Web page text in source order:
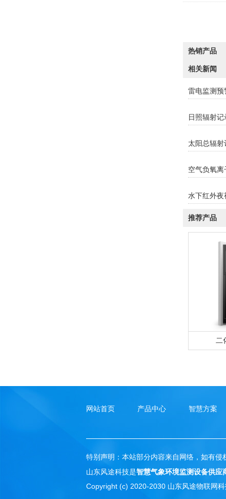
热销产品
相关新闻
雷电监测预
日照辐射记
太阳总辐射
空气负氧离
水下红外夜
推荐产品
二
网站首页 产品中心 智慧方案
特别声明：本站部分内容来自网络，如有侵
山东风途科技是智慧气象环境监测设备供应
Copyright (c) 2020-2030 山东风途物联网